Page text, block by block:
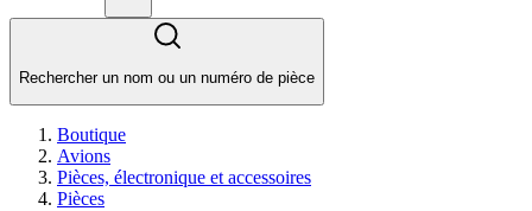
Rechercher un nom ou un numéro de pièce
Boutique
Avions
Pièces, électronique et accessoires
Pièces